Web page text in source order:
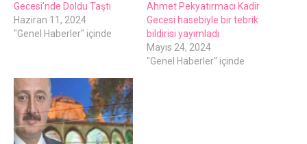
Gecesi’nde Doldu Taştı
Haziran 11, 2024
"Genel Haberler" içinde
Ahmet Pekyatırmacı Kadir
Gecesi hasebiyle bir tebrik
bildirisi yayımladı
Mayıs 24, 2024
"Genel Haberler" içinde